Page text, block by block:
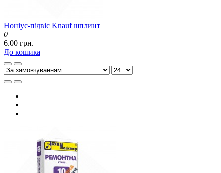
Ноніус-підвіс Knauf шплинт
0
6.00 грн.
До кошика